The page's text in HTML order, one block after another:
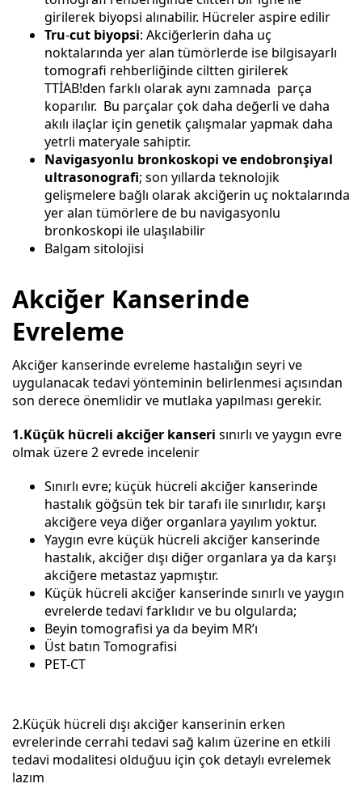
girilerek biyopsi alınabilir. Hücreler aspire edilir
Tru-cut biyopsi: Akciğerlerin daha uç
noktalarında yer alan tümörlerde ise bilgisayarlı
tomografi rehberliğinde ciltten girilerek
TTİAB!den farklı olarak aynı zamnada parça
koparılır. Bu parçalar çok daha değerli ve daha
akılı ilaçlar için genetik çalışmalar yapmak daha
yetrli materyale sahiptir.
Navigasyonlu bronkoskopi veendobronşiyal
ultrasonografi; son yıllarda teknolojik
gelişmelere bağlı olarak akciğerin uç noktalarında
yer alan tümörlere de bu navigasyonlu
bronkoskopi ile ulaşılabilir
Balgam sitolojisi
Akciğer Kanserinde
Evreleme
Akciğer kanserinde evreleme hastalığın seyri ve
uygulanacak tedavi yönteminin belirlenmesi açısından
son derece önemlidir ve mutlaka yapılması gerekir.
1.Küçük hücreli akciğer kanseri sınırlı ve yaygın evre
olmak üzere 2 evrede incelenir
Sınırlı evre; küçük hücreli akciğer kanserinde
hastalık göğsün tek bir tarafı ile sınırlıdır, karşı
akciğere veya diğer organlara yayılım yoktur.
Yaygın evre küçük hücreli akciğer kanserinde
hastalık, akciğer dışı diğer organlara ya da karşı
akciğere metastaz yapmıştır.
Küçük hücreli akciğer kanserinde sınırlı ve yaygın
evrelerde tedavi farklıdır ve bu olgularda;
Beyin tomografisi ya da beyim MR’ı
Üst batın Tomografisi
PET-CT
2.Küçük hücreli dışı akciğer kanserinin erken
evrelerinde cerrahi tedavi sağ kalım üzerine en etkili
tedavi modalitesi olduğuu için çok detaylı evrelemek
lazım